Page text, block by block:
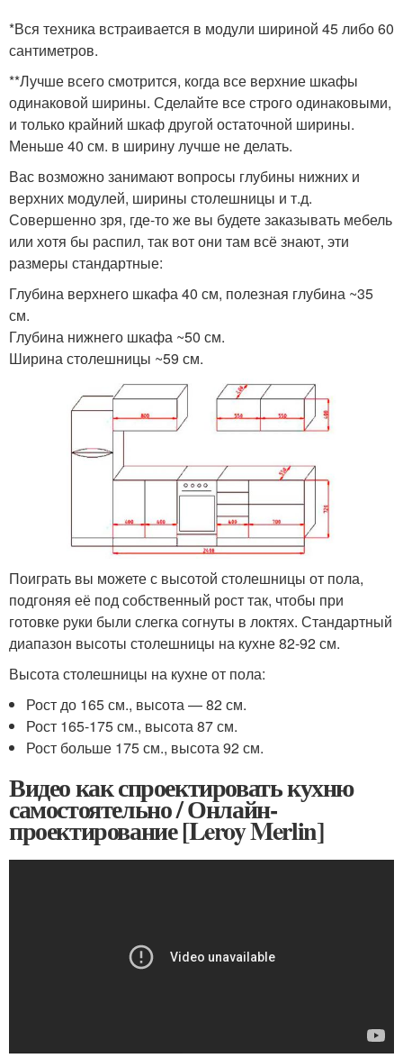
*Вся техника встраивается в модули шириной 45 либо 60
сантиметров.
**Лучше всего смотрится, когда все верхние шкафы
одинаковой ширины. Сделайте все строго одинаковыми,
и только крайний шкаф другой остаточной ширины.
Меньше 40 см. в ширину лучше не делать.
Вас возможно занимают вопросы глубины нижних и
верхних модулей, ширины столешницы и т.д.
Совершенно зря, где-то же вы будете заказывать мебель
или хотя бы распил, так вот они там всё знают, эти
размеры стандартные:
Глубина верхнего шкафа 40 см, полезная глубина ~35
см.
Глубина нижнего шкафа ~50 см.
Ширина столешницы ~59 см.
Поиграть вы можете с высотой столешницы от пола,
подгоняя её под собственный рост так, чтобы при
готовке руки были слегка согнуты в локтях. Стандартный
диапазон высоты столешницы на кухне 82-92 см.
Высота столешницы на кухне от пола:
Рост до 165 см., высота — 82 см.
Рост 165-175 см., высота 87 см.
Рост больше 175 см., высота 92 см.
Видео как спроектировать кухню
самостоятельно / Онлайн-
проектирование [Leroy Merlin]